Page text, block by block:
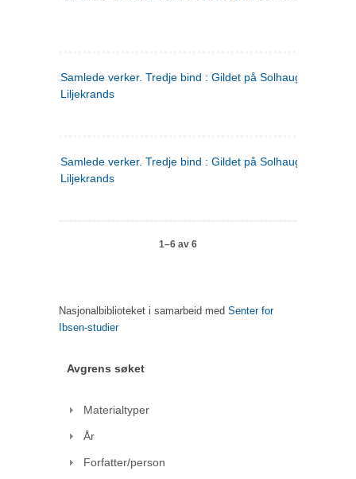
Samlede verker. Tredje bind : Gildet på Solhaug ; Olaf
Liljekrands
Samlede verker. Tredje bind : Gildet på Solhaug ; Olaf
Liljekrands
1–6 av 6
Nasjonalbiblioteket i samarbeid med Senter for
Ibsen-studier
Avgrens søket
Materialtyper
År
Forfatter/person